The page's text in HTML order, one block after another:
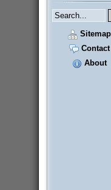
Sitemap
Contact
About